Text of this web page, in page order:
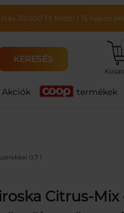
30.000 Ft felett! | 15 napos
KERESÉS
Akciók termékek
0,7 l
Citrus-